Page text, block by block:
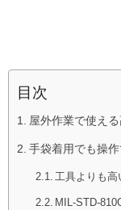
目次
屋外作業で使え
手袋着用でも操
工具よりも高
MIL-STD-